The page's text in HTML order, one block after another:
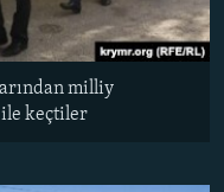
milliy
keçtiler